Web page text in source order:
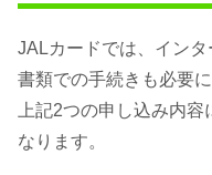
JALカードでは、インタ
書類での手続きも必要に
上記2つの申し込み内
なります。